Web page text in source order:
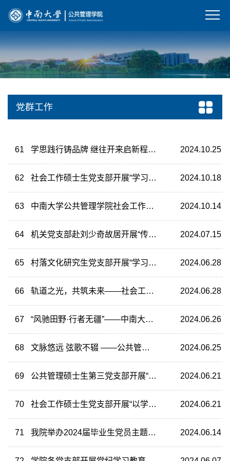
党群工作
61 学思践行铸品牌 继往开来启新程——社会学博士生党支部顺利完成换届选举暨党员大会圆满召开 2024.10.25
62 社会工作硕士生党支部开展“学习贯彻党的二十届三中全会精神”主题党日活动 2024.10.18
63 中南大学公共管理学院社会工作硕士生党支部成功举行换届选举大会 2024.10.14
64 机关党支部赴刘少奇故居开展“传承红色基因 弘扬革命精神”主题党日活动 2024.07.15
65 村落文化研究生党支部开展“学习贯彻二十大精神，坚定社会主义与共产主义信念”主题实践活动 2024.06.28
66 轨道之光，共筑未来——社会工作硕士生党支部走进高速铁路建造技术国家工程研究中心 2024.06.28
67 “风驰田野·行者无疆”——中南大学社会学博士生党支部暑期调研实践启动仪式 2024.06.26
68 文脉悠远 弦歌不辍 ——公共管理硕士生一支部六月主题党日纪实 2024.06.25
69 公共管理硕士生第三党支部开展“不忘初心 砥砺前行”毕业生欢送会 2024.06.21
70 社会工作硕士生党支部开展“以学明纪 以案说纪”党纪学习教育专题党课 2024.06.21
71 我院举办2024届毕业生党员主题教育 2024.06.14